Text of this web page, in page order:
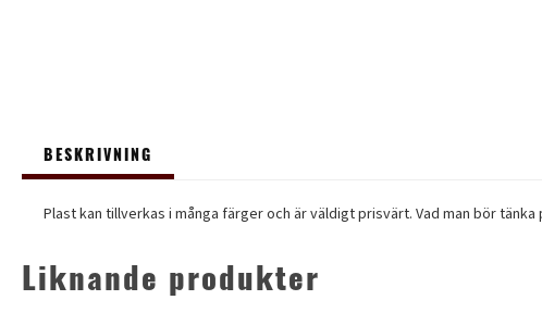
BESKRIVNING
Plast kan tillverkas i många färger och är väldigt prisvärt. Vad man bör
Liknande produkter